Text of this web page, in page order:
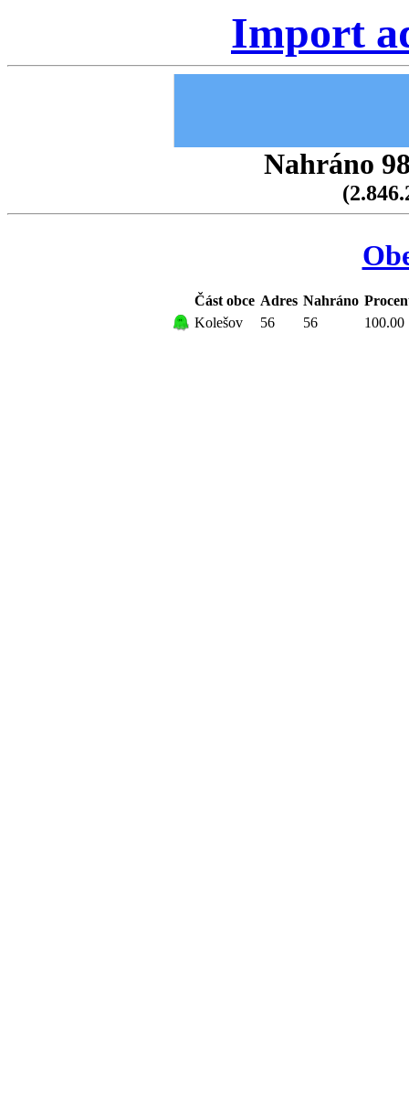
Import
Nahráno
Část obce Adres Nahráno
Kolešov
56 56 100.00